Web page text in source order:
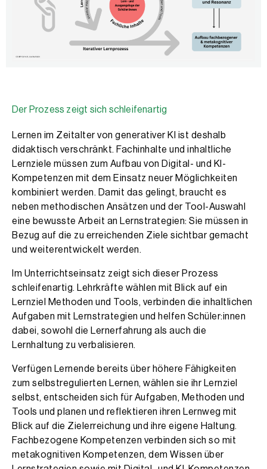
Der Prozess zeigt sich schleifenartig
Lernen im Zeitalter von generativer KI ist deshalb
didaktisch verschränkt. Fachinhalte und inhaltliche
Lernziele müssen zum Aufbau von Digital- und KI-
Kompetenzen mit dem Einsatz neuer Möglichkeiten
kombiniert werden. Damit das gelingt, braucht es
neben methodischen Ansätzen und der Tool-Auswahl
eine bewusste Arbeit an Lernstrategien: Sie müssen in
Bezug auf die zu erreichenden Ziele sichtbar gemacht
und weiterentwickelt werden.
Im Unterrichtseinsatz zeigt sich dieser Prozess
schleifenartig. Lehrkräfte wählen mit Blick auf ein
Lernziel Methoden und Tools, verbinden die inhaltlichen
Aufgaben mit Lernstrategien und helfen Schüler:innen
dabei, sowohl die Lernerfahrung als auch die
Lernhaltung zu verbalisieren.
Verfügen Lernende bereits über höhere Fähigkeiten
zum selbstregulierten Lernen, wählen sie ihr Lernziel
selbst, entscheiden sich für Aufgaben, Methoden und
Tools und planen und reflektieren ihren Lernweg mit
Blick auf die Zielerreichung und ihre eigene Haltung.
Fachbezogene Kompetenzen verbinden sich so mit
metakognitiven Kompetenzen, dem Wissen über